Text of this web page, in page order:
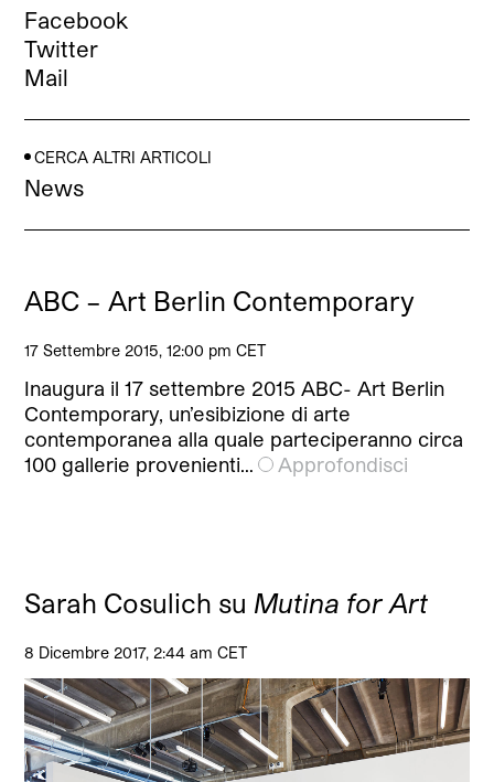
Facebook
Twitter
Mail
CERCA ALTRI ARTICOLI
News
ABC – Art Berlin Contemporary
17 Settembre 2015, 12:00 pm CET
Inaugura il 17 settembre 2015 ABC- Art Berlin
Contemporary, un’esibizione di arte
contemporanea alla quale parteciperanno circa
100 gallerie provenienti…
Approfondisci
Sarah Cosulich su Mutina for Art
8 Dicembre 2017, 2:44 am CET